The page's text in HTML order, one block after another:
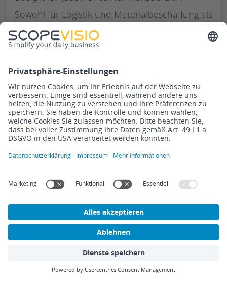
Sowohl für Logistik und Materialbeschaffung als
auch für Marketing und Vertrieb,
Personalwirtschaft und Finanzwesen, Daten-
und Dokumentmanagement, Management
sowie alle weiteren Bereiche, die sich sinnvoll
einbinden lassen. Je nach Branche und Aufbau
der geschäftlichen Beziehungen muss daher
eine Lösung gefunden werden, die den
gesamten Aufbau des Unternehmens und
angemessen abbildet und erfasst.
Welche Funktionen und Prozesse
bildet ERP ab?
ERP-Software soll dem Unternehmen